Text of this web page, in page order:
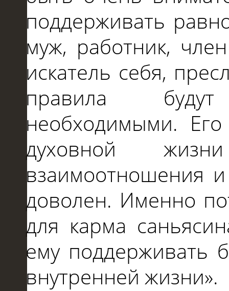
поддерживать
муж, работник,
искатель себя,
правила
необходимыми.
духовной
взаимоотношения
доволен. Именно
для карма
ему поддерживать
внутренней жизни».